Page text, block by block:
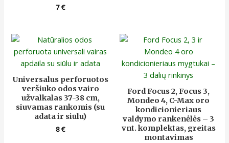
7€
Universalus perforuotos
veršiuko odos vairo
užvalkalas 37-38 cm,
siuvamas rankomis (su
adata ir siūlu)
8€
Ford Focus 2, Focus 3,
Mondeo 4, C-Max oro
kondicionieriaus
valdymo rankenėlės – 3
vnt. komplektas, greitas
montavimas